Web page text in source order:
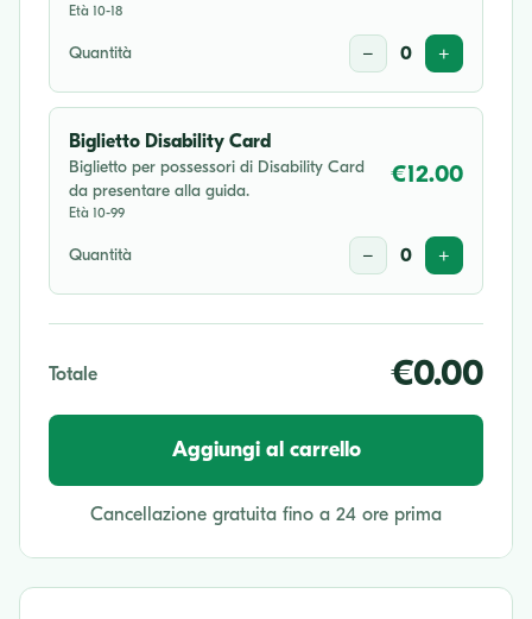
Età 10-18
Quantità − 0 +
Biglietto Disability Card
Biglietto per possessori di Disability Card
da presentare alla guida.
Età 10-99
€12.00
Quantità − 0 +
Totale €0.00
Aggiungi al carrello
Cancellazione gratuita fino a 24 ore prima